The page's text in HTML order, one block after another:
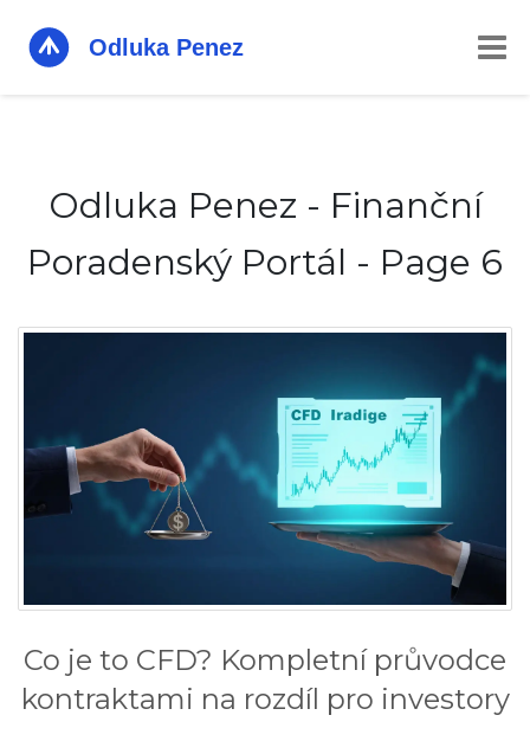
Odluka Penez - Finanční
Poradenský Portál - Page 6
Co je to CFD? Kompletní průvodce
kontraktami na rozdíl pro investory